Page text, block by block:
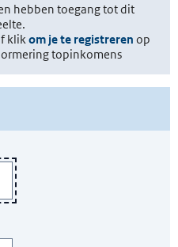
hebben toegang tot dit
klik om je te registreren op
topinkomens